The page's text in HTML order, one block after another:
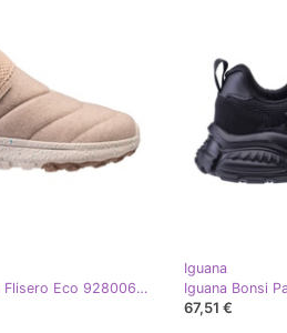
Iguana Pantofi Fitanu Flisero Eco 92800623901 bej
Iguana
67,51 €